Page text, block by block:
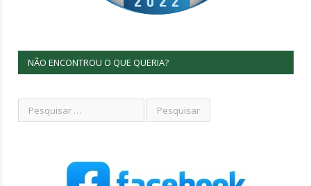
NÃO ENCONTROU O QUE QUERIA?